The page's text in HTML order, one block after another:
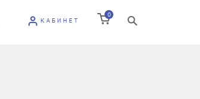
КАБИНЕТ
0